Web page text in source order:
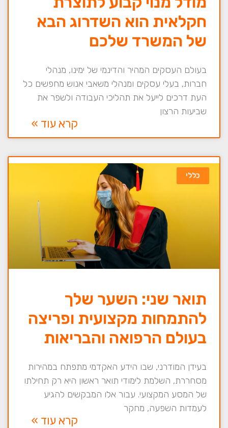
חקלאית הוא השדרוג הבא
של המשרד שלכם
בעולם העסקים המהיר והדינמי של ימינו, מנהלי
חברות, בעלי עסקים ומנהלי משאבי אנוש מחפשים כל
העת דרכים לייעל את תהליכי העבודה ולשפר את
שביעות הרצון
קרא עוד »
כללי
תואר שני: השער שלך
להתמחות מקצועית ופריצה
בעולם הרפואה והבריאות
בעידן המודרני, שבו הידע האקדמי מתפתח במהירות
מסחררת, השלמת לימודי תואר ראשון היא רק תחילתו
של המסע המקצועי. עבור אלו המבקשים להגיע
לעמדות השפעה, מחקר
קרא עוד »